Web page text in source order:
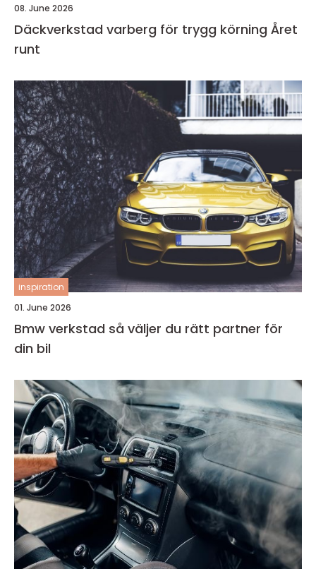
08. June 2026
Däckverkstad varberg för trygg körning Året
runt
inspiration
01. June 2026
Bmw verkstad så väljer du rätt partner för
din bil